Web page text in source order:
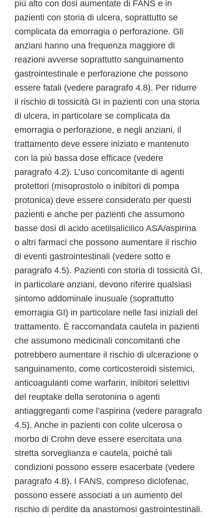
più alto con dosi aumentate di FANS e in
pazienti con storia di ulcera, soprattutto se
complicata da emorragia o perforazione. Gli
anziani hanno una frequenza maggiore di
reazioni avverse soprattutto sanguinamento
gastrointestinale e perforazione che possono
essere fatali (vedere paragrafo 4.8). Per ridurre
il rischio di tossicità GI in pazienti con una storia
di ulcera, in particolare se complicata da
emorragia o perforazione, e negli anziani, il
trattamento deve essere iniziato e mantenuto
con la più bassa dose efficace (vedere
paragrafo 4.2). L’uso concomitante di agenti
protettori (misoprostolo o inibitori di pompa
protonica) deve essere considerato per questi
pazienti e anche per pazienti che assumono
basse dosi di acido acetilsalicilico ASA/aspirina
o altri farmaci che possono aumentare il rischio
di eventi gastrointestinali (vedere sotto e
paragrafo 4.5). Pazienti con storia di tossicità GI,
in particolare anziani, devono riferire qualsiasi
sintomo addominale inusuale (soprattutto
emorragia GI) in particolare nelle fasi iniziali del
trattamento. È raccomandata cautela in pazienti
che assumono medicinali concomitanti che
potrebbero aumentare il rischio di ulcerazione o
sanguinamento, come corticosteroidi sistemici,
anticoagulanti come warfarin, inibitori selettivi
del reuptake della serotonina o agenti
antiaggreganti come l’aspirina (vedere paragrafo
4.5). Anche in pazienti con colite ulcerosa o
morbo di Crohn deve essere esercitata una
stretta sorveglianza e cautela, poiché tali
condizioni possono essere esacerbate (vedere
paragrafo 4.8). I FANS, compreso diclofenac,
possono essere associati a un aumento del
rischio di perdite da anastomosi gastrointestinali.